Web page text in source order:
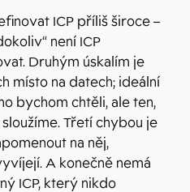
ICP příliš široce –
není ICP
Druhým úskalím je
místo na datech; ideální
bychom chtěli, ale ten,
Třetí chybou je
na něj,
A konečně nemá
ICP, který nikdo